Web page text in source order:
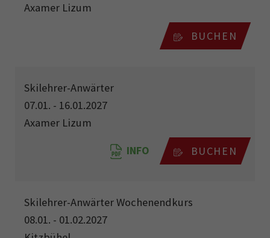
Axamer Lizum
BUCHEN
Skilehrer-Anwärter
07.01. - 16.01.2027
Axamer Lizum
INFO BUCHEN
Skilehrer-Anwärter Wochenendkurs
08.01. - 01.02.2027